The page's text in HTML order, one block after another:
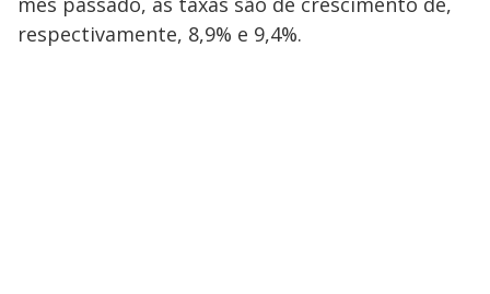
respectivamente, 8,9% e 9,4%.